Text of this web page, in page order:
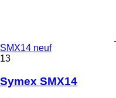
SMX14 neuf
13
Symex SMX14